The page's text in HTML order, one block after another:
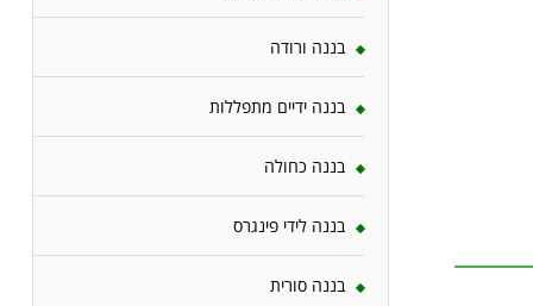
בננה ורודה
בננה ידיים מתפללות
בננה כחולה
בננה לידי פינגרס
בננה סורית